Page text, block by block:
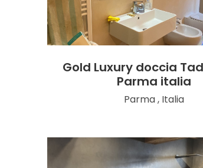
Gold Luxury doccia
Parma italia
Parma , Italia